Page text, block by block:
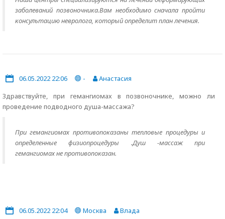
заболеваний позвоночника.Вам необходимо сначала пройти
консультацию невролога, который определит план лечения.
06.05.2022 22:06 -
Анастасия
Здравствуйте, при гемангиомах в позвоночнике, можно ли
проведение подводного душа-массажа?
При гемангиомах противопоказаны тепловые процедуры и
определенные физиопроцедуры .Душ -массаж при
гемангиомах не противопоказан.
06.05.2022 22:04 Москва
Влада